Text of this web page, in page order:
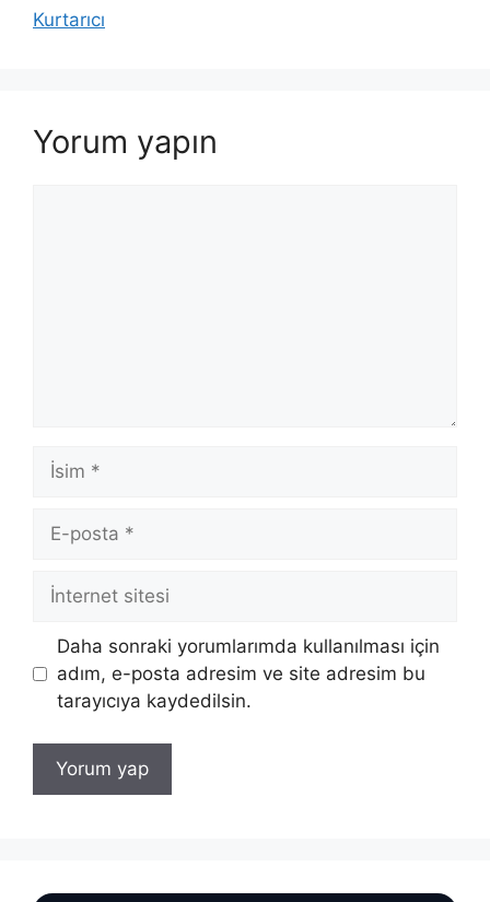
Kurtarıcı
Yorum yapın
İsim
posta
İnternet
Daha sonraki yorumlarımda kullanılması için
adım, e-posta adresim ve site adresim bu
tarayıcıya kaydedilsin.